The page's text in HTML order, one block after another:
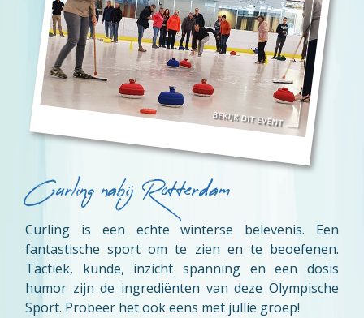
Curling nabij Rotterdam
Curling is een echte winterse belevenis. Een
fantastische sport om te zien en te beoefenen.
Tactiek, kunde, inzicht spanning en een dosis
humor zijn de ingrediënten van deze Olympische
Sport. Probeer het ook eens met jullie groep!